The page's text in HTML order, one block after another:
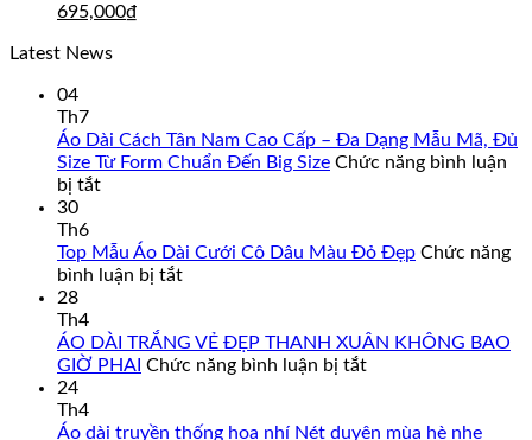
Giá
là:
695,000₫
Latest News
04
Th7
Áo Dài Cách Tân Nam Cao Cấp – Đa Dạng Mẫu Mã, Đủ
Size Từ Form Chuẩn Đến Big Size Chức năng bình luận
bị tắtở
Cách
Tân
Cấp
–
Mẫu
30
Th6
Top Mẫu Áo Dài Cưới Cô Dâu Màu Đỏ Đẹp Chức năng
bình luận bị tắtở
Áo
Dài
Dâu
28
Th4
ÁO DÀI TRẮNG VẺ ĐẸP THANH XUÂN KHÔNG BAO
GIỜ PHAI Chức năng bình luận bị tắtở
TRẮNG
24
Th4
Áo dài truyền thống hoa nhí Nét duyên mùa hè nhẹ